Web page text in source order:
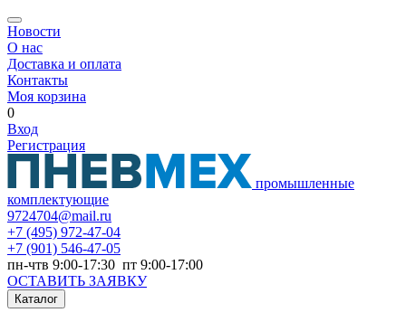
Новости
О нас
Доставка и оплата
Контакты
Моя корзина
0
Вход
Регистрация
промышленные
комплектующие
9724704@mail.ru
+7 (495) 972-47-04
+7 (901) 546-47-05
пн-чтв 9:00-17:30 пт 9:00-17:00
ОСТАВИТЬ ЗАЯВКУ
Каталог